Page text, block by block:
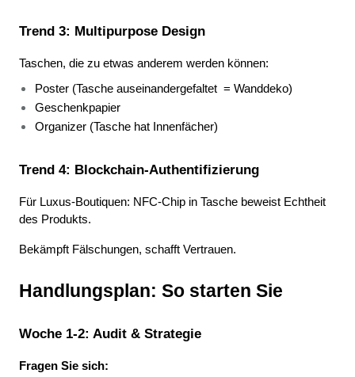
Trend 3: Multipurpose Design
Taschen, die zu etwas anderem werden können:
Poster (Tasche auseinandergefaltet = Wanddeko)
Geschenkpapier
Organizer (Tasche hat Innenfächer)
Trend 4: Blockchain-Authentifizierung
Für Luxus-Boutiquen: NFC-Chip in Tasche beweist Echtheit
des Produkts.
Bekämpft Fälschungen, schafft Vertrauen.
Handlungsplan: So starten Sie
Woche 1-2: Audit & Strategie
Fragen Sie sich: